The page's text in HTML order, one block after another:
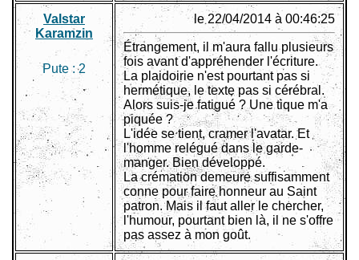
Valstar
Karamzin
Pute :2
le 22/04/2014 à 00:46:25
Étrangement, il m'aura fallu plusieurs
fois avant d'appréhender l'écriture.
La plaidoirie n'est pourtant pas si
hermétique, le texte pas si cérébral.
Alors suis-je fatigué ? Une tique m'a
piquée ?
L'idée se tient, cramer l'avatar. Et
l'homme relégué dans le garde-
manger. Bien développé.
La crémation demeure suffisamment
conne pour faire honneur au Saint
patron. Mais il faut aller le chercher,
l'humour, pourtant bien là, il ne s'offre
pas assez à mon goût.